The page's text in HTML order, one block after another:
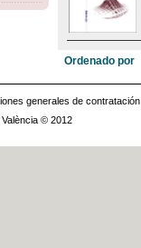
Ordenado por
generales de contratación
© 2012